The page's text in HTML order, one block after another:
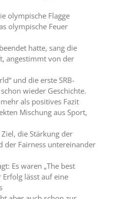
olympische Flagge
olympische Feuer
hatte, sang die
angestimmt von der
und die erste SRB-
wieder Geschichte.
als positives Fazit
Mischung aus Sport,
die Stärkung der
der Fairness untereinander
Es waren „The best
lässt auf eine